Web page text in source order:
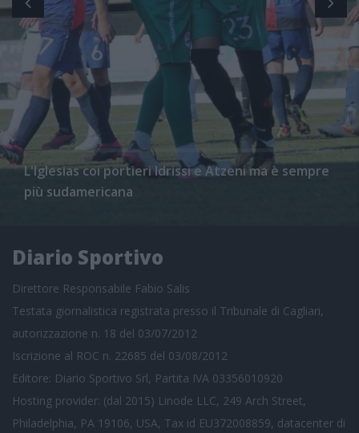
L'Iglesias coi portieri Idrissi e Atzeni ma è sempre
più sudamericana
Diario Sportivo
Direttore Responsabile Fabio Salis
Testata giornalistica registrata presso il Tribunale di Cagliari,
autorizzazione n. 18 del 03/07/2012
Iscrizione al ROC n. 22685 del 03/08/2012
Editore: Diario Sportivo Srl, Partita IVA 03356010920
Hosting provider: (dal 2015) Linode LLC, 249 Arch Street,
Philadelphia, PA 19106, USA, Tax id EU372008859, datacenter di